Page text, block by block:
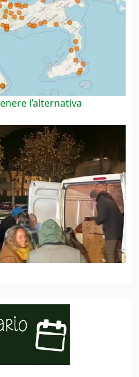
l’alternativa